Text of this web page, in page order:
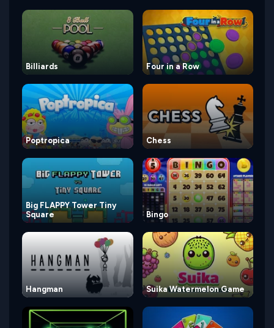
Billiards Four in a Row
Poptropica Chess
Big FLAPPY Tower Tiny
Square
Bingo
Hangman Suika Watermelon Game